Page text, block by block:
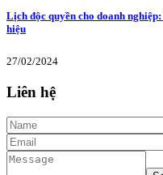
Lịch độc quyền cho doanh
hiệu
27/02/2024
Liên hệ